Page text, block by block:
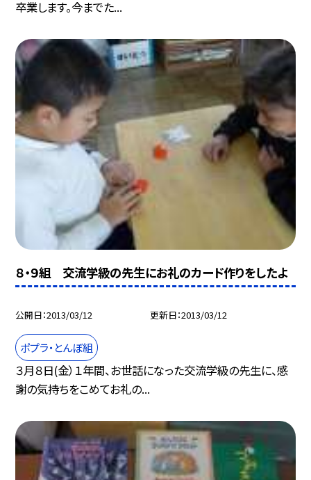
卒業します。今までた...
８・９組 交流学級の先生にお礼のカード作りをしたよ
公開日 2013/03/12 更新日 2013/03/12
ポプラ・とんぼ組
３月８日(金）１年間、お世話になった交流学級の先生に、感
謝の気持ちをこめてお礼の...